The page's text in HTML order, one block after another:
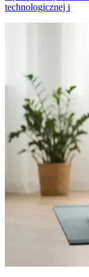
technologicznej i